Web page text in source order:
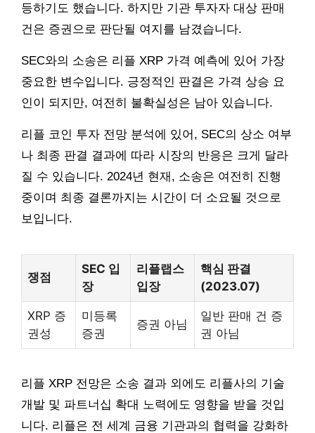
등하기도 했습니다. 하지만 기관 투자자 대상 판매
건은 증권으로 판단될 여지를 남겼습니다.
SEC와의 소송은 리플 XRP 가격 예측에 있어 가장
중요한 변수입니다. 긍정적인 판결은 가격 상승 요
인이 되지만, 여전히 불확실성은 남아 있습니다.
리플 코인 투자 전망 분석에 있어, SEC의 상소 여부
나 최종 판결 결과에 따라 시장의 반응은 크게 달라
질 수 있습니다. 2024년 현재, 소송은 여전히 진행
중이며 최종 결론까지는 시간이 더 소요될 것으로
보입니다.
쟁점
SEC 입
장
리플랩스
입장
핵심 판결
(2023.07)
XRP 증
권성
미등록
증권
증권 아님
일반 판매 건 증
권 아님
리플 XRP 전망은 소송 결과 외에도 리플사의 기술
개발 및 파트너십 확대 노력에도 영향을 받을 것입
니다. 리플은 전 세계 금융 기관과의 협력을 강화하